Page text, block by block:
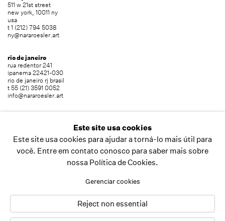
511 w 21st street
new york, 10011 ny
usa
t 1 (212) 794 5038
ny@nararoesler.art
rio de janeiro
rua redentor 241
ipanema 22421-030
rio de janeiro rj brasil
t 55 (21) 3591 0052
info@nararoesler.art
jardim europa 01449-001
são paulo sp brasil
t 55 (11) 2039 5454
info@nararoesler.art
site produzido por artlogic
Este site usa cookies
Este site usa cookies para ajudar a torná-lo mais útil para
você. Entre em contato conosco para saber mais sobre
nossa Política de Cookies.
Gerenciar cookies
Reject non essential